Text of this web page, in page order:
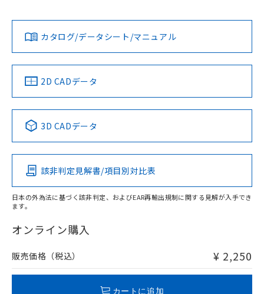
ダウンロードデータをご利用いただく前に、以下を必ずお読
みください。
ソフトウェアの使用条件
対応済み
中国 RoHS 注意事項・凡例
Pb Hg Cd Cr(VI)
O
在庫等で未対応品が混在する可能性があります。
問い合わせください。
LR型式承認
（イギリス
船舶規格）
DNV型式承認
（ノルウェー
BV型式承認
（フランス
KR型式
（韓国
No No No No
この製品の規格認証/適合状況ページへ
その他の認証はこちらのページからご検索ください
カタログ/データシート/マニュアル
2D CADデータ
3D CADデータ
該非判定見解書/項目別対比表
日本の外為法に基づく該非判定、およびEAR再輸出規制に関する見解が入手でき
ます。
オンライン購入
販売価格（税込） ¥ 2,250
カートに追加